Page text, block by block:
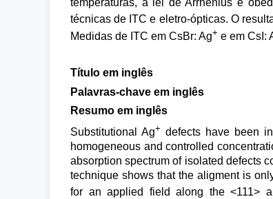
temperaturas, a lei de Arrhenius é
técnicas de ITC e eletro-ópticas. O
Medidas de ITC em CsBr: Ag+ e em CsI:
Título em inglês
Palavras-chave em inglês
Resumo em inglês
Substitutional Ag+ defects have been
homogeneous and controlled
absorption spectrum of isolated defects
technique shows that the aligment is
for an applied field along the <111>